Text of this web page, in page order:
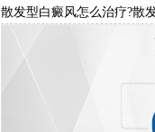
散发型白癜风怎么治疗?散